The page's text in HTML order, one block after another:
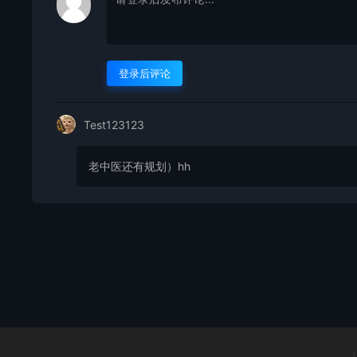
登录后评论
Test123123
老中医还有规划）hh